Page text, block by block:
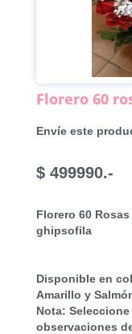
Florero 60
Envíe este
$ 499990.-
Florero 60
ghipsofila
Disponible en
Amarillo y
Nota:
observaciones